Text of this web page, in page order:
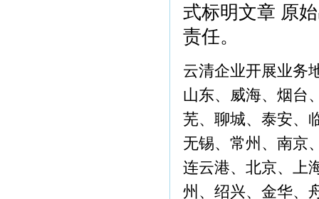
式标明文章 原
责任。
云清企业开展业务
山东、威海、烟台
芜、聊城、泰安、
无锡、常州、南京
连云港、北京、上
州、绍兴、金华、